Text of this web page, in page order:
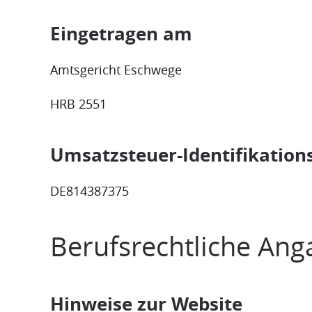
Eingetragen am
Amtsgericht Eschwege
HRB 2551
Umsatzsteuer-
DE814387375
Berufsrechtliche
Hinweise zur Website